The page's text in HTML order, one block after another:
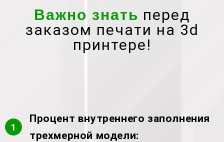
Важно знать перед
заказом печати на 3d
принтере!
1
Процент внутреннего заполнения
трехмерной модели: